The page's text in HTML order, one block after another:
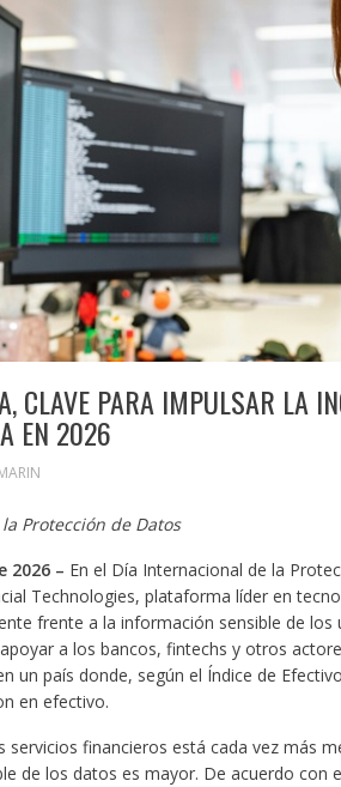
CLAVE PARA IMPULSAR LA
EN 2026
Protección de Datos
2026 – En el Día Internacional de la
Technologies, plataforma líder en
frente a la información sensible de los
a los bancos, fintechs y otros
un país donde, según el Índice de
en efectivo.
servicios financieros está cada vez más
de los datos es mayor. De acuerdo con